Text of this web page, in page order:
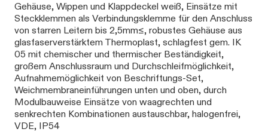
Gehäuse, Wippen und Klappdeckel weiß, Einsätze mit
Steckklemmen als Verbindungsklemme für den Anschluss
von starren Leitern bis 2,5mm≤, robustes Gehäuse aus
glasfaserverstärktem Thermoplast, schlagfest gem. IK
05 mit chemischer und thermischer Beständigkeit,
großem Anschlussraum und Durchschleifmöglichkeit,
Aufnahmemöglichkeit von Beschriftungs-Set,
Weichmembraneinführungen unten und oben, durch
Modulbauweise Einsätze von waagrechten und
senkrechten Kombinationen austauschbar, halogenfrei,
VDE, IP54